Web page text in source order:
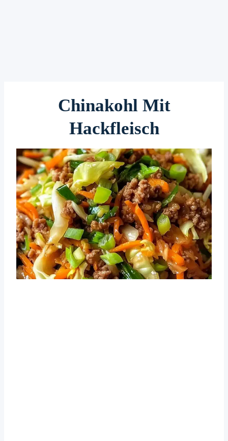
Chinakohl Mit
Hackfleisch